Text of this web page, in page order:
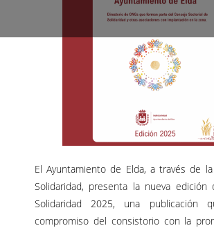
El Ayuntamiento de Elda, a través de
Solidaridad, presenta la nueva edición
Solidaridad 2025, una publicación
compromiso del consistorio con la